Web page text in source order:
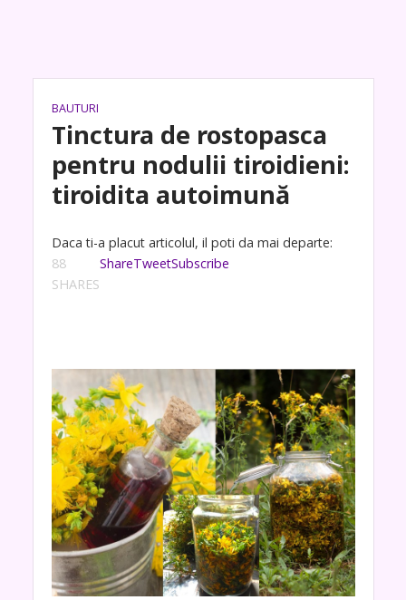
BAUTURI
Tinctura de rostopasca
pentru nodulii tiroidieni:
tiroidita autoimună
Daca ti-a placut articolul, il poti da mai departe:
88
SHARES
ShareTweetSubscribe